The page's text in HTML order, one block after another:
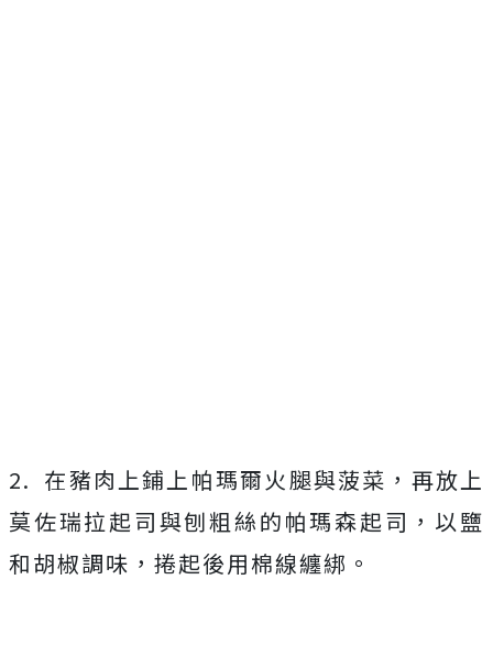
2. 在豬肉上鋪上帕瑪爾火腿與菠菜，再放上
莫佐瑞拉起司與刨粗絲的帕瑪森起司，以鹽
和胡椒調味，捲起後用棉線纏綁。